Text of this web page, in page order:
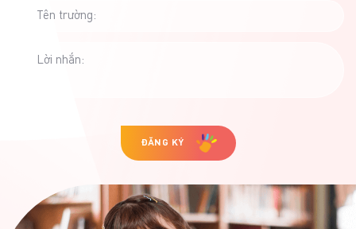
Tên trường:
Lời nhắn:
ĐĂNG KÝ